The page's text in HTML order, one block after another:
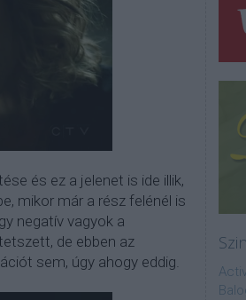
és ez a jelenet is ide illik,
mikor már a rész felénél is
negatív vagyok a
de ebben az
sem, úgy ahogy eddig.